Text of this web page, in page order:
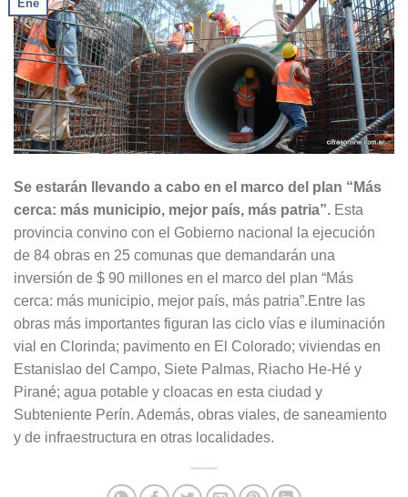
Ene
Se estarán llevando a cabo en el marco del plan “Más
cerca: más municipio, mejor país, más patria”. Esta
provincia convino con el Gobierno nacional la ejecución
de 84 obras en 25 comunas que demandarán una
inversión de $ 90 millones en el marco del plan “Más
cerca: más municipio, mejor país, más patria”.Entre las
obras más importantes figuran las ciclo vías e iluminación
vial en Clorinda; pavimento en El Colorado; viviendas en
Estanislao del Campo, Siete Palmas, Riacho He-Hé y
Pirané; agua potable y cloacas en esta ciudad y
Subteniente Perín. Además, obras viales, de saneamiento
y de infraestructura en otras localidades.